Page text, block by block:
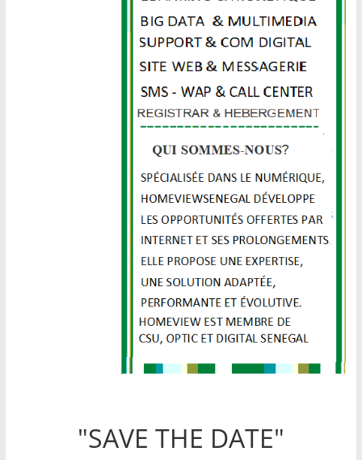
"SAVE THE DATE"